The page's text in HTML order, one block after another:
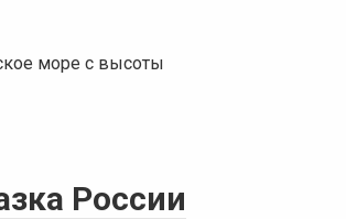
море с высоты
России